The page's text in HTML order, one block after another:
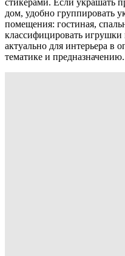
стикерами. Если украшать
дом, удобно группировать
помещения: гостиная,
классифицировать
актуально для интерьера
тематике и предназначению.